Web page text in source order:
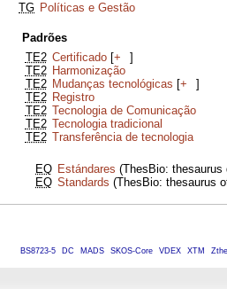
TG Políticas e Gestão
Padrões
TE2 Certificado[+
]
TE2 Harmonização
TE2 Mudanças tecnológicas [+
]
TE2 Registro
TE2 Tecnologia de Comunicação
TE2 Tecnologia tradicional
TE2 Transferência de tecnologia
EQ Estándares (ThesBio: thesaurus
EQ Standards (ThesBio: thesaurus
BS8723-5 DC MADS SKOS-Core VDEX XTM